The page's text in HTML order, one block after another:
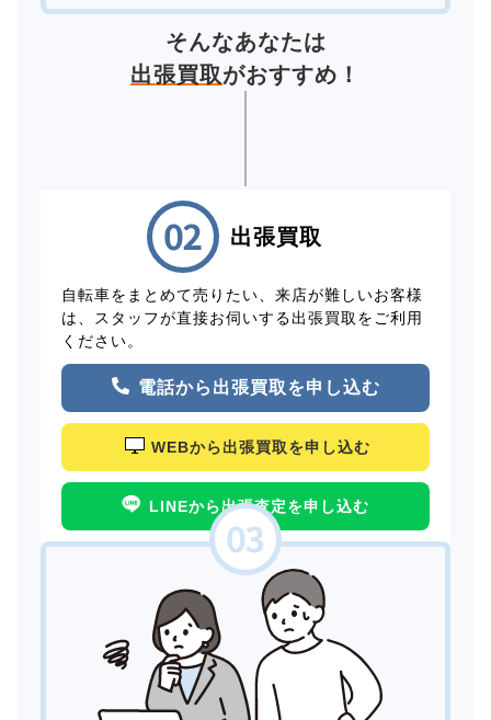
そんなあなたは
出張買取がおすすめ！
出張買取
自転車をまとめて売りたい、来店が難しいお客様
は、スタッフが直接お伺いする出張買取をご利用
ください。
電話から出張買取を申し込む
WEBから出張買取を申し込む
LINEから出張査定を申し込む